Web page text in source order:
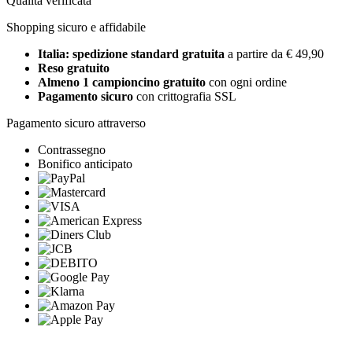
Shopping sicuro e affidabile
Italia: spedizione standard gratuita a partire da € 49,90
Reso gratuito
Almeno 1 campioncino gratuito con ogni ordine
Pagamento sicuro con crittografia SSL
Pagamento sicuro attraverso
Contrassegno
Bonifico anticipato